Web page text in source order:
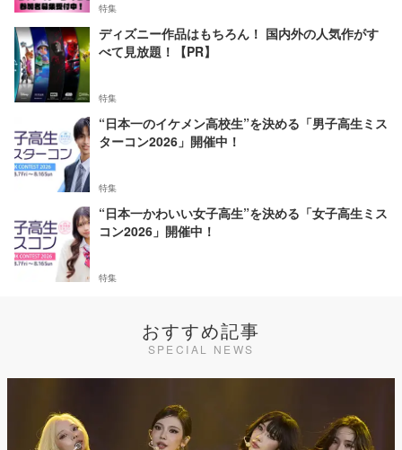
特集
ディズニー作品はもちろん！ 国内外の人気作がす
べて見放題！【PR】
特集
“日本一のイケメン高校生”を決める「男子高生ミス
ターコン2026」開催中！
特集
“日本一かわいい女子高生”を決める「女子高生ミス
コン2026」開催中！
特集
おすすめ記事
SPECIAL NEWS